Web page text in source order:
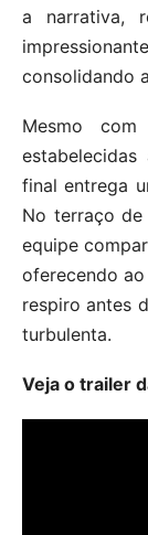
a narrativa,
consolidando
Mesmo com
final entrega
No terraço
equipe
oferecendo
respiro antes
turbulenta.
Veja o trailer